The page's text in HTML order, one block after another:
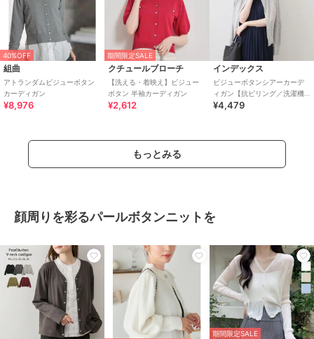
40%OFF
組曲
アトランダムビジューボタン
カーディガン
¥8,976
期間限定SALE
クチュールブローチ
【洗える・着映え】ビジュー
ボタン 半袖カーディガン
¥2,612
インデックス
ビジューボタンシアーカーデ
ィガン【抗ピリング／洗濯機
OK】
¥4,479
もっとみる
顔周りを彩るパールボタンニットを
期間限定SALE